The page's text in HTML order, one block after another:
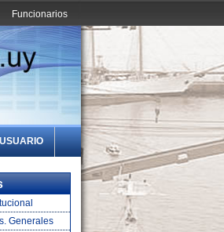
Funcionarios
Generales